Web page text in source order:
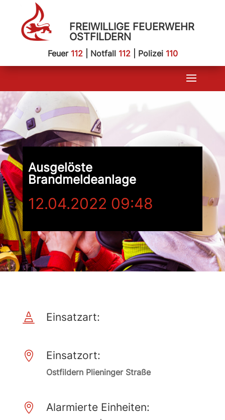
FREIWILLIGE FEUERWEHR
OSTFILDERN
Feuer 112| Notfall 112| Polizei 110
Ausgelöste
Brandmeldeanlage
12.04.2022 09:48
 Einsatzart:
 Einsatzort:
Ostfildern Plieninger Straße
 Alarmierte Einheiten: